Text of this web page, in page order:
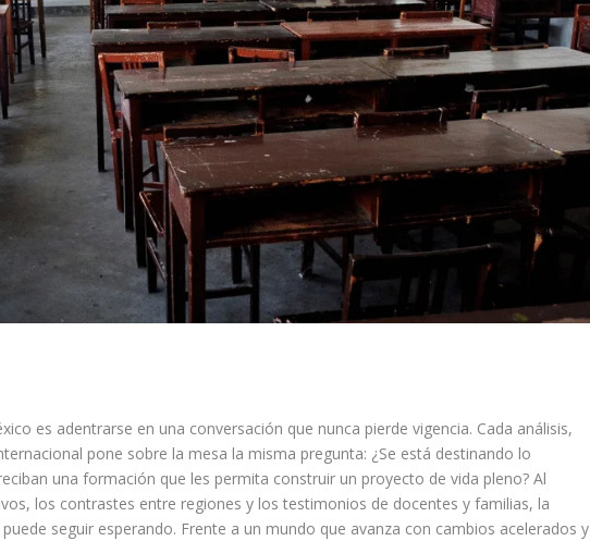
es adentrarse en una conversación que nunca pierde vigencia. Cada análisis,
pone sobre la mesa la misma pregunta: ¿Se está destinando lo
una formación que les permita construir un proyecto de vida pleno? Al
los contrastes entre regiones y los testimonios de docentes y familias, la
seguir esperando. Frente a un mundo que avanza con cambios acelerados y